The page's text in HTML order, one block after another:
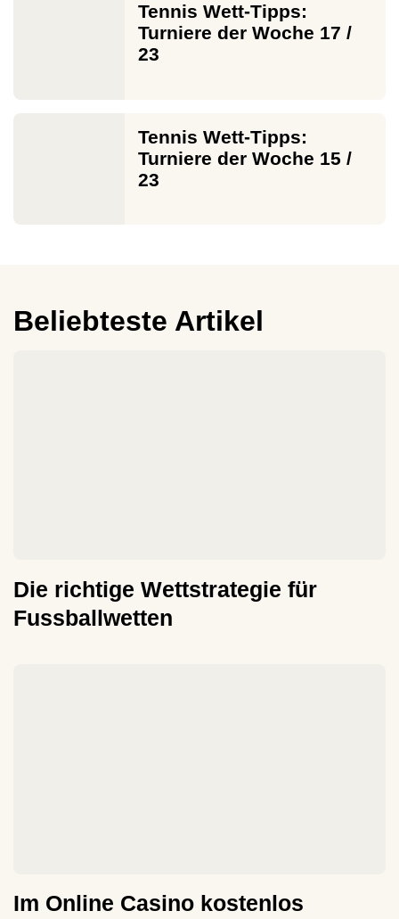
Tennis Wett-Tipps:
Turniere der Woche 17 /
23
Tennis Wett-Tipps:
Turniere der Woche 15 /
23
Beliebteste Artikel
Die richtige Wettstrategie für
Fussballwetten
Im Online Casino kostenlos